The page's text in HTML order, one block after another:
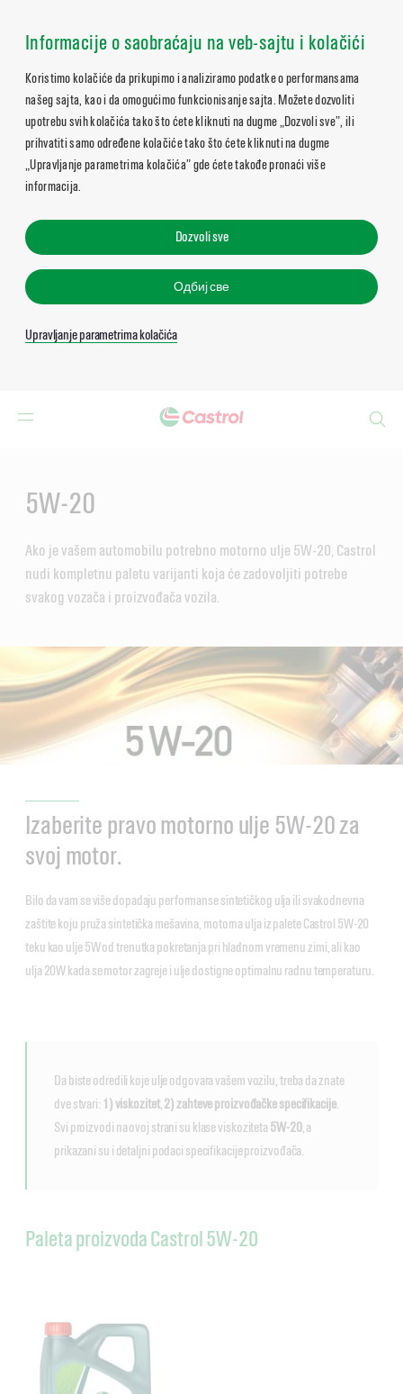
Informacije o saobraćaju na veb-sajtu i kolačići
Koristimo kolačiće da prikupimo i analiziramo podatke o performansama
našeg sajta, kao i da omogućimo funkcionisanje sajta. Možete dozvoliti
upotrebu svih kolačića tako što ćete kliknuti na dugme „Dozvoli sve”, ili
prihvatiti samo određene kolačiće tako što ćete kliknuti na dugme
„Upravljanje parametrima kolačića” gde ćete takođe pronaći više
informacija.
Dozvoli sve
Одбиј све
Upravljanje parametrima kolačića
5W-20
Ako je vašem automobilu potrebno motorno ulje 5W-20, Castrol
nudi kompletnu paletu varijanti koja će zadovoljiti potrebe
svakog vozača i proizvođača vozila.
Izaberite pravo motorno ulje 5W-20 za
svoj motor.
Bilo da vam se više dopadaju performanse sintetičkog ulja ili svakodnevna
zaštite koju pruža sintetička mešavina, motorna ulja iz palete Castrol 5W-20
teku kao ulje 5W od trenutka pokretanja pri hladnom vremenu zimi, ali kao
ulja 20W kada se motor zagreje i ulje dostigne optimalnu radnu temperaturu.
Da biste odredili koje ulje odgovara vašem vozilu, treba da znate
dve stvari: 1) viskozitet, 2) zahteve proizvođačke specifikacije.
Svi proizvodi na ovoj strani su klase viskoziteta 5W-20, a
prikazani su i detaljni podaci specifikacije proizvođača.
Paleta proizvoda Castrol 5W-20